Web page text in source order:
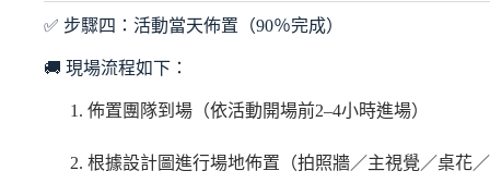
✅ 步驟四：活動當天佈置（90％完成）
🚚 現場流程如下：
佈置團隊到場（依活動開場前2–4小時進場）
根據設計圖進行場地佈置（拍照牆／主視覺／桌花